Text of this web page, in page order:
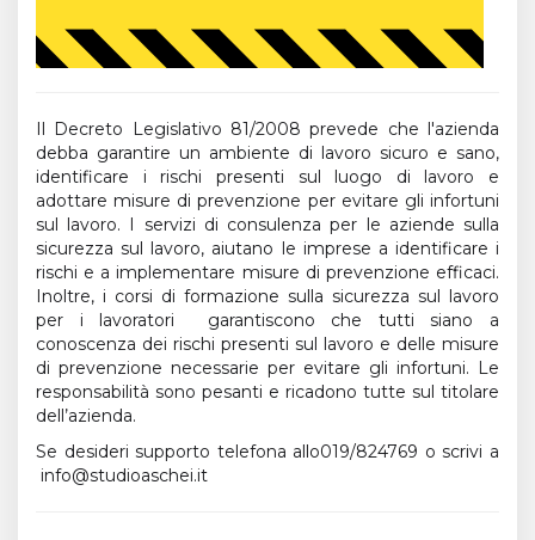
Il Decreto Legislativo 81/2008 prevede che l'azienda
debba garantire un ambiente di lavoro sicuro e sano,
identificare i rischi presenti sul luogo di lavoro e
adottare misure di prevenzione per evitare gli infortuni
sul lavoro. I servizi di consulenza per le aziende sulla
sicurezza sul lavoro, aiutano le imprese a identificare i
rischi e a implementare misure di prevenzione efficaci.
Inoltre, i corsi di formazione sulla sicurezza sul lavoro
per i lavoratori garantiscono che tutti siano a
conoscenza dei rischi presenti sul lavoro e delle misure
di prevenzione necessarie per evitare gli infortuni. Le
responsabilità sono pesanti e ricadono tutte sul titolare
dell’azienda.
Se desideri supporto telefona allo019/824769 o scrivi a
info@studioaschei.it